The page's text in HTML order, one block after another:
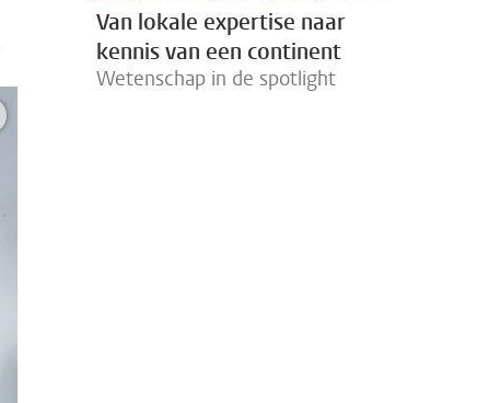
vergroot afbeeldingen
Van lokale expertise naar
kennis van een continent
Wetenschap in de spotlight